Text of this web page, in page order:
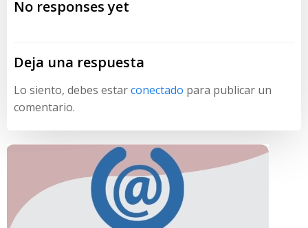
No responses yet
Deja una respuesta
Lo siento, debes estarconectado para publicar un
comentario.